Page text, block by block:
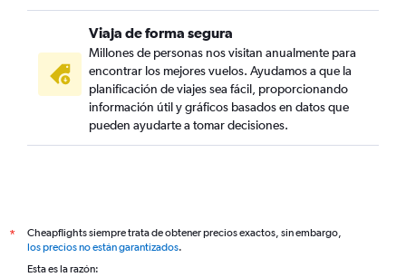
Viaja de forma segura
Millones de personas nos visitan anualmente para
encontrar los mejores vuelos. Ayudamos a que la
planificación de viajes sea fácil, proporcionando
información útil y gráficos basados en datos que
pueden ayudarte a tomar decisiones.
*
Cheapflights siempre trata de obtener precios exactos, sin embargo,
los precios no están garantizados.
Esta es la razón: